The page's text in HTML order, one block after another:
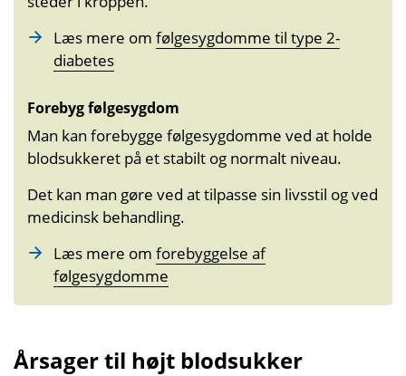
Læs mere om følgesygdomme til type 2-
diabetes
Forebyg følgesygdom
Man kan forebygge følgesygdomme ved at holde
blodsukkeret på et stabilt og normalt niveau.
Det kan man gøre ved at tilpasse sin livsstil og ved
medicinsk behandling.
Læs mere om forebyggelse af
følgesygdomme
Årsager til højt blodsukker